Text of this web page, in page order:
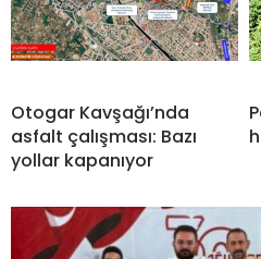
Otogar Kavşağı’nda
asfalt çalışması: Bazı
yollar kapanıyor